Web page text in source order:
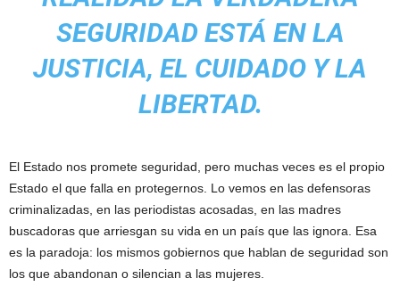
SEGURIDAD ESTÁ EN LA
JUSTICIA, EL CUIDADO Y LA
LIBERTAD.
El Estado nos promete seguridad, pero muchas veces es el propio
Estado el que falla en protegernos. Lo vemos en las defensoras
criminalizadas, en las periodistas acosadas, en las madres
buscadoras que arriesgan su vida en un país que las ignora. Esa
es la paradoja: los mismos gobiernos que hablan de seguridad son
los que abandonan o silencian a las mujeres.